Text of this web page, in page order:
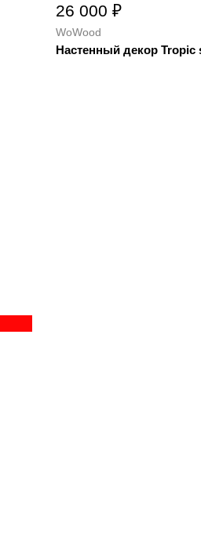
26 000 ₽
WoWood
Настенный декор Tropic